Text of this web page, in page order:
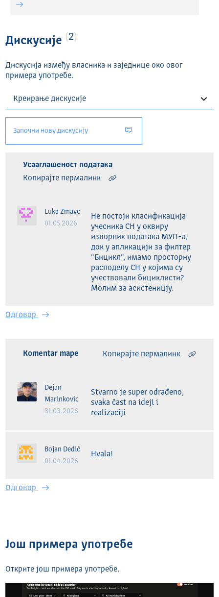
Дискусије 2
Дискусија између власника и заједнице око овог
примера употребе.
Започни нову дискусију
Усааглашеност података
Копирајте пермалинк
Luka Zmavc
01.05.2026
Не постоји класификација
учесника СН у оквиру
изворних података МУП-а,
док у апликацији за филтер
"Бицикл", имамо просторну
расподелу СН у којима су
учествовали бициклисти?
Молим за асистеницју.
Одговор
Komentar mape Копирајте пермалинк
Dejan
Marinkovic
31.03.2026
Stvarno je super odrađeno,
svaka čast na ideji i
realizaciji
Bojan Dedić
01.04.2026
Hvala!
Одговор
Још примера употребе
Открите још примера употребе.